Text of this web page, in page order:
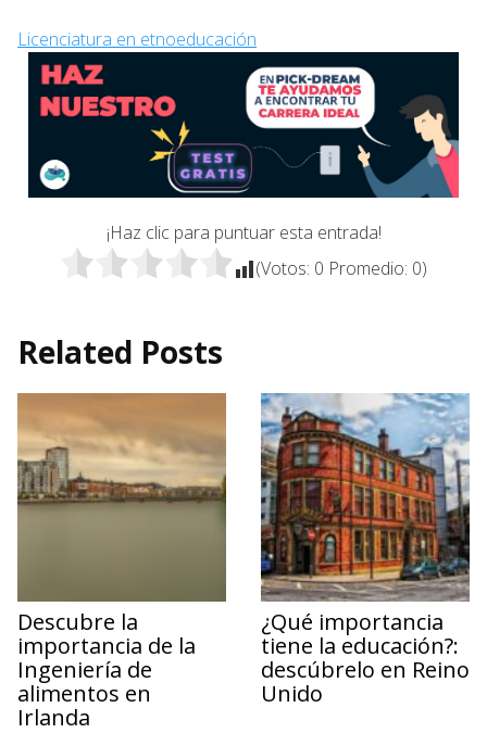
Licenciatura en etnoeducación
¡Haz clic para puntuar esta entrada!
(Votos: 0 Promedio: 0)
Related Posts
Descubre la
importancia de la
Ingeniería de
alimentos en
Irlanda
¿Qué importancia
tiene la educación?:
descúbrelo en Reino
Unido